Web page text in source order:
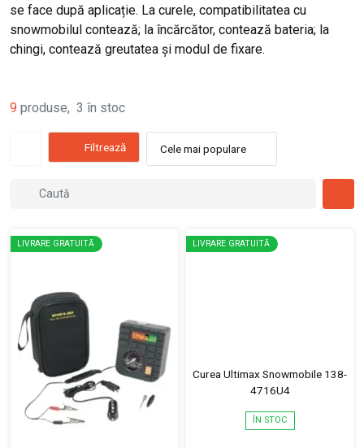
se face după aplicație. La curele, compatibilitatea cu
snowmobilul contează; la încărcător, contează bateria; la
chingi, contează greutatea și modul de fixare.
9 produse, 3 în stoc
Filtrează Cele mai populare
LIVRARE GRATUITĂ LIVRARE GRATUITĂ
Curea Ultimax Snowmobile 138-
4716U4
ÎN STOC